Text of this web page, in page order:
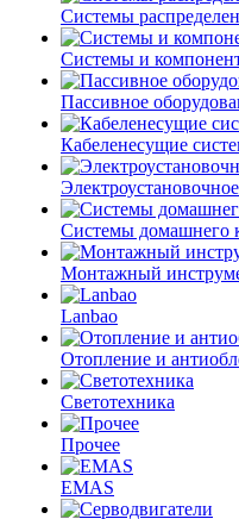
Системы
Системы и
Пассивное
Кабеленесущие
Системы домашнего
Монтажный
Lanbao
Отопление и
Светотехника
Прочее
EMAS